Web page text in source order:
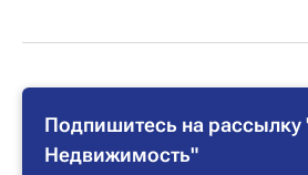
Подпишитесь на
Недвижимость"